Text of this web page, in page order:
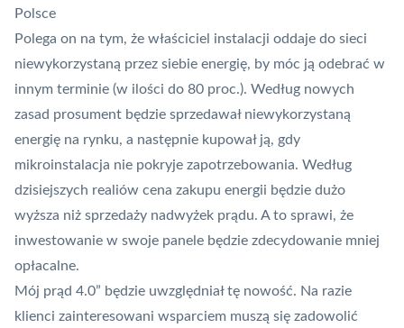
Polsce
Polega on na tym, że właściciel instalacji oddaje do sieci
niewykorzystaną przez siebie energię, by móc ją odebrać w
innym terminie (w ilości do 80 proc.). Według nowych
zasad prosument będzie sprzedawał niewykorzystaną
energię na rynku, a następnie kupował ją, gdy
mikroinstalacja nie pokryje zapotrzebowania. Według
dzisiejszych realiów cena zakupu energii będzie dużo
wyższa niż sprzedaży nadwyżek prądu. A to sprawi, że
inwestowanie w swoje panele będzie zdecydowanie mniej
opłacalne.
Mój prąd 4.0” będzie uwzględniał tę nowość. Na razie
klienci zainteresowani wsparciem muszą się zadowolić